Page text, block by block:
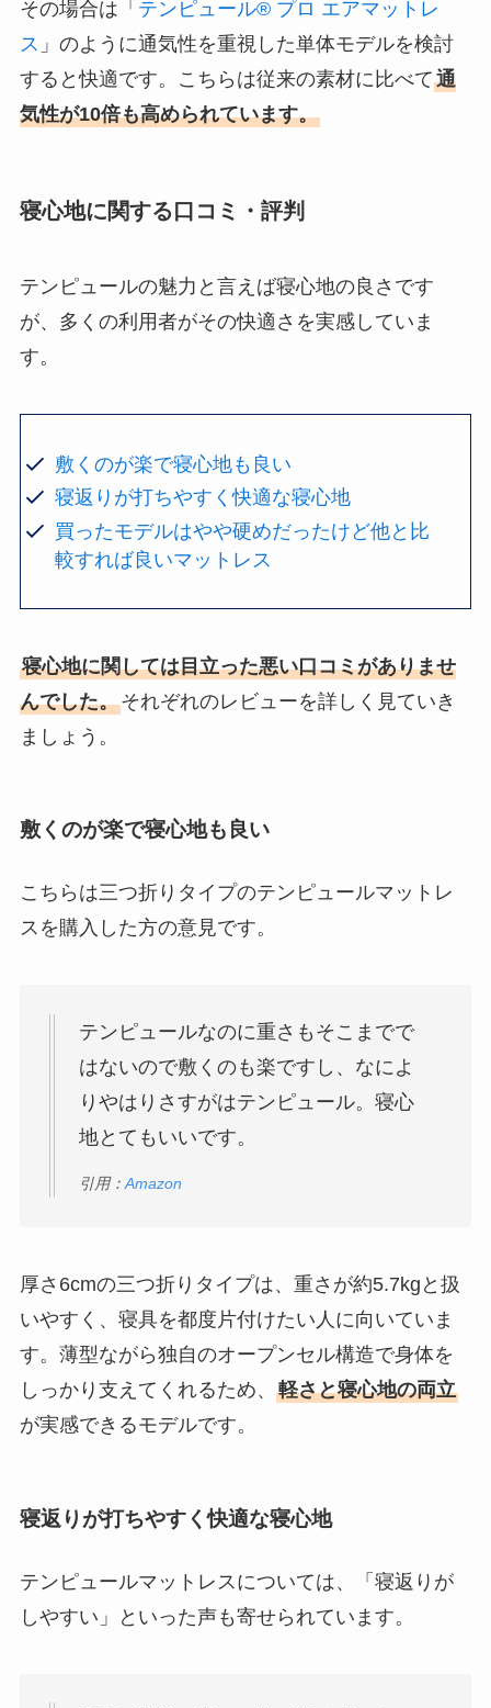
その場合は「 テンピュール® プロ エアマットレ
ス 」のように通気性を重視した単体モデルを検討
すると快適です。こちらは従来の素材に比べて通
気性が10倍も高められています。
寝心地に関する口コミ・評判
テンピュールの魅力と言えば寝心地の良さです
が、多くの利用者がその快適さを実感していま
す。
敷くのが楽で寝心地も良い
寝返りが打ちやすく快適な寝心地
買ったモデルはやや硬めだったけど他と比
較すれば良いマットレス
寝心地に関しては目立った悪い口コミがありませ
んでした。それぞれのレビューを詳しく見ていき
ましょう。
敷くのが楽で寝心地も良い
こちらは三つ折りタイプのテンピュールマットレ
スを購入した方の意見です。
テンピュールなのに重さもそこまでで
はないので敷くのも楽ですし、なによ
りやはりさすがはテンピュール。寝心
地とてもいいです。
引用：Amazon
厚さ6cmの三つ折りタイプは、重さが約5.7kgと扱
いやすく、寝具を都度片付けたい人に向いていま
す。薄型ながら独自のオープンセル構造で身体を
しっかり支えてくれるため、 軽さと寝心地の両立
が実感できるモデルです。
寝返りが打ちやすく快適な寝心地
テンピュールマットレスについては、「寝返りが
しやすい」といった声も寄せられています。